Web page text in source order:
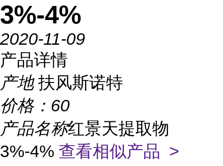
3%-4%
2020-11-09
产品详情
产地 扶风斯诺特
价格： 60
产品名称红景天提取物
3%-4% 查看相似产品 >